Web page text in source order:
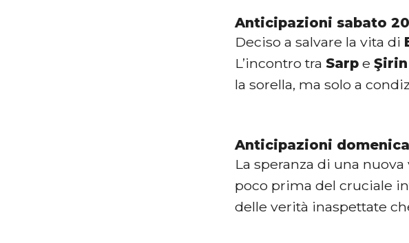
Anticipazioni sabato
Deciso a salvare la vita di
L’incontro tra Sarp eŞirin
la sorella, ma solo a
Anticipazioni
La speranza di una nuova
poco prima del cruciale
delle verità inaspettate